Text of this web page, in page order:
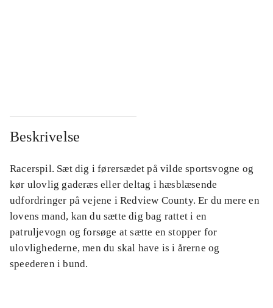
Beskrivelse
Racerspil. Sæt dig i førersædet på vilde sportsvogne og
kør ulovlig gaderæs eller deltag i hæsblæsende
udfordringer på vejene i Redview County. Er du mere en
lovens mand, kan du sætte dig bag rattet i en
patruljevogn og forsøge at sætte en stopper for
ulovlighederne, men du skal have is i årerne og
speederen i bund.